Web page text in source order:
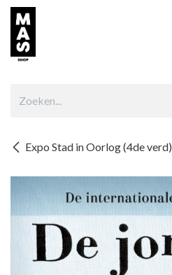
Overslaan naar inhoud
Expo Stad in Oorlog (4de verd)